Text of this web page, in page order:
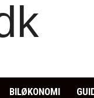
BILØKONOMI